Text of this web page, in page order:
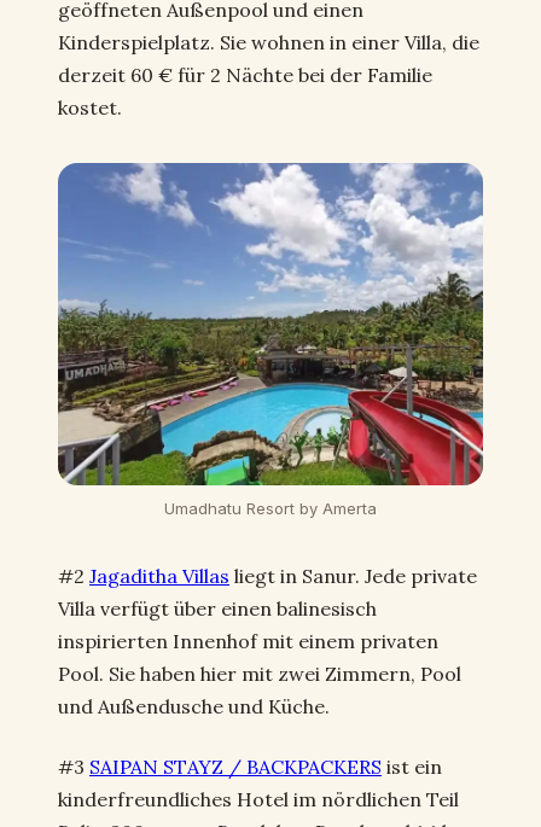
geöffneten Außenpool und einen
Kinderspielplatz. Sie wohnen in einer Villa, die
derzeit 60 € für 2 Nächte bei der Familie
kostet.
Umadhatu Resort by Amerta
#2 Jagaditha Villas liegt in Sanur. Jede private
Villa verfügt über einen balinesisch
inspirierten Innenhof mit einem privaten
Pool. Sie haben hier mit zwei Zimmern, Pool
und Außendusche und Küche.
#3 SAIPAN STAYZ / BACKPACKERS ist ein
kinderfreundliches Hotel im nördlichen Teil